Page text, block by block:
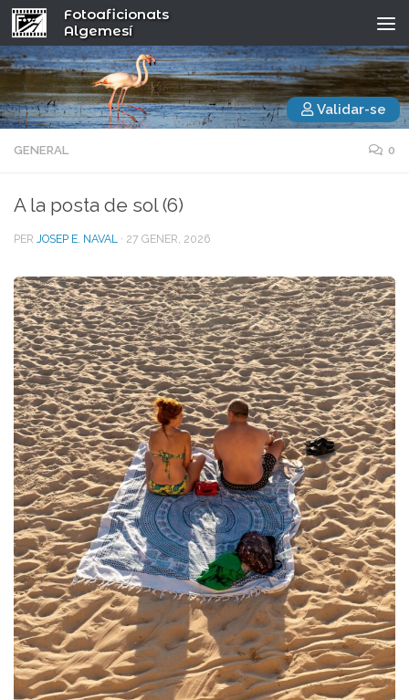
Fotoaficionats
Algemesí
Validar-se
GENERAL 0
A la posta de sol (6)
PER JOSEP E. NAVAL · 27 GENER, 2026